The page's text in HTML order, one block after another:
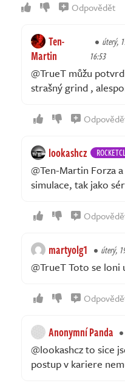
Odpovědět
Ten-
Martin
úterý,
16:53
@TrueT můžu
strašný grind ,
lookashcz
@Ten-Martin Forza
simulace, tak jako
martyolg1 úterý,
@TrueT Toto se loni
Anonymní Panda
@lookashcz to sice
postup v kariere